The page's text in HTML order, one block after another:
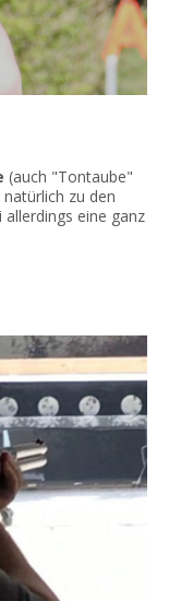
(auch "Tontaube"
zu den
eine ganz